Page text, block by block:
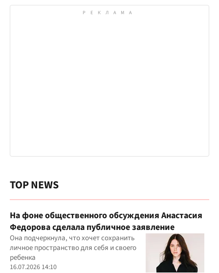
TOP NEWS
На фоне общественного обсуждения Анастасия
Федорова сделала публичное заявление
Она подчеркнула, что хочет сохранить
личное пространство для себя и своего
ребенка
16.07.2026 14:10